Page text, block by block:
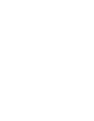
します。
きましては
相談させて
合は　全額